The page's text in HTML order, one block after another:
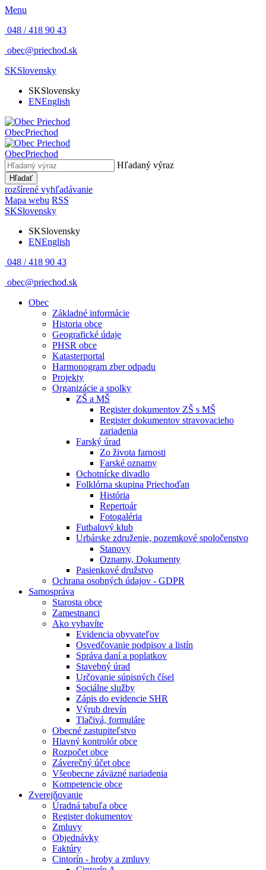
Menu
048 / 418 90 43
obec@priechod.sk
SKSlovensky
SKSlovensky
ENEnglish
ObecPriechod
ObecPriechod
Hľadaný výraz
Hľadať
rozšírené vyhľadávanie
Mapa webu RSS
SKSlovensky
SKSlovensky
ENEnglish
048 / 418 90 43
obec@priechod.sk
Obec
Základné informácie
Historia obce
Geografické údaje
PHSR obce
Katasterportal
Harmonogram zber odpadu
Projekty
Organizácie a spolky
ZŠ a MŠ
Register dokumentov ZŠ s MŠ
Register dokumentov stravovacieho
zariadenia
Farský úrad
Zo života farnosti
Farské oznamy
Ochotnícke divadlo
Folklórna skupina Priechoďan
História
Repertoár
Fotogaléria
Futbalový klub
Urbárske združenie, pozemkové spoločenstvo
Stanovy
Oznamy, Dokumenty
Pasienkové družstvo
Ochrana osobných údajov - GDPR
Samospráva
Starosta obce
Zamestnanci
Ako vybavíte
Evidencia obyvateľov
Osvedčovanie podpisov a listín
Správa daní a poplatkov
Stavebný úrad
Určovanie súpisných čísel
Sociálne služby
Zápis do evidencie SHR
Výrub drevín
Tlačivá, formuláre
Obecné zastupiteľstvo
Hlavný kontrolór obce
Rozpočet obce
Záverečný účet obce
Všeobecne záväzné nariadenia
Kompetencie obce
Zverejňovanie
Úradná tabuľa obce
Register dokumentov
Zmluvy
Objednávky
Faktúry
Cintorín - hroby a zmluvy